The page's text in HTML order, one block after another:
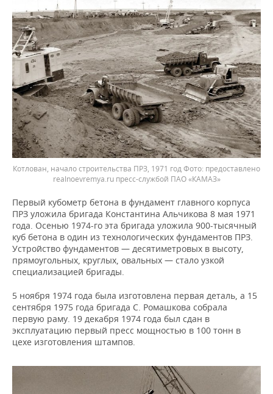
Котлован, начало строительства ПРЗ, 1971 год
предоставлено
realnoevremya.ru пресс-службой ПАО «КАМАЗ»
Первый кубометр бетона в фундамент главного корпуса
ПРЗ уложила бригада Константина Альчикова 8 мая 1971
года. Осенью 1974-го эта бригада уложила 900-тысячный
куб бетона в один из технологических фундаментов ПРЗ.
Устройство фундаментов — десятиметровых в высоту,
прямоугольных, круглых, овальных — стало узкой
специализацией бригады.
5 ноября 1974 года была изготовлена первая деталь, а 15
сентября 1975 года бригада С. Ромашкова собрала
первую раму. 19 декабря 1974 года был сдан в
эксплуатацию первый пресс мощностью в 100 тонн в
цехе изготовления штампов.